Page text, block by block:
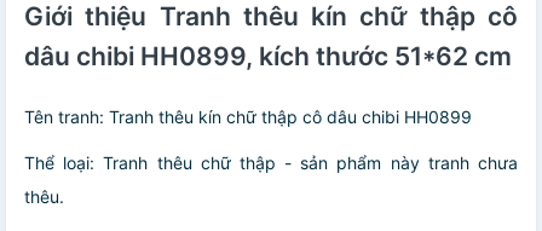
Giới thiệu Tranh thêu kín chữ thập cô
dâu chibi HH0899, kích thước 51*62 cm
Tên tranh: Tranh thêu kín chữ thập cô dâu chibi HH0899
Thể loại: Tranh thêu chữ thập - sản phẩm này tranh chưa
thêu.